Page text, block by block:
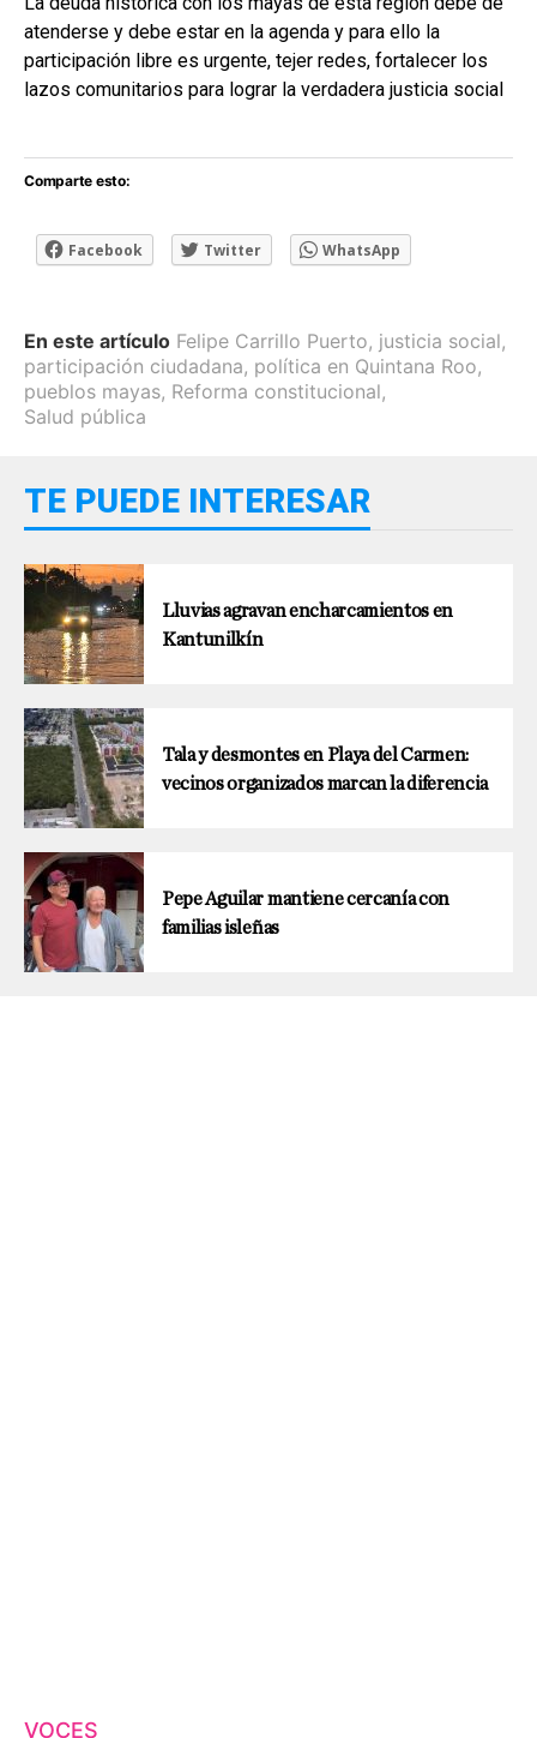
atenderse y debe estar en la agenda y para ello la
participación libre es urgente, tejer redes, fortalecer los
lazos comunitarios para lograr la verdadera justicia social
Comparte esto:
Facebook Twitter WhatsApp
En este artículo Felipe Carrillo Puerto, justicia social,
participación ciudadana, política en Quintana Roo,
pueblos mayas, Reforma constitucional,
Salud pública
TE PUEDE INTERESAR
Lluvias agravan encharcamientos en
Kantunilkín
Tala y desmontes en Playa del Carmen:
vecinos organizados marcan la diferencia
Pepe Aguilar mantiene cercanía con
familias isleñas
VOCES